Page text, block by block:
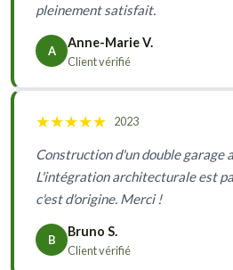
pleinement satisfait.
A
Anne-Marie V.
Client vérifié
★★★★★ 2023
Construction d'un double garage
L'intégration architecturale est
c'est d'origine. Merci !
B
Bruno S.
Client vérifié